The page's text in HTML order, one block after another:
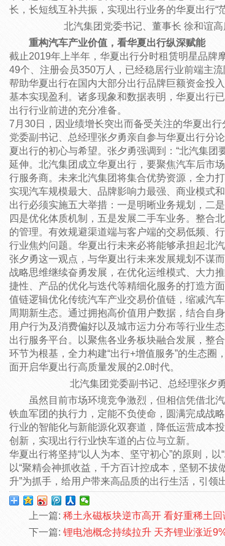
长，长短线互补共振，实现出行业务的华夏出行“范
北汽集团党委书记、董事长 徐和谊
重构汽车产业价值，看华夏出行纵深赋能
截止2019年上半年，华夏出行分时租赁明星品牌
49个、注册会员350万人，已经稳居行业前端主
帮助华夏出行在国内大部分出行品牌巨额资金投
基本实现盈利。诸多现象和数据表明，华夏出行
出行行业前进的充分准备。
7月30日，因业绩增长突出而备受关注的华夏出
党委副书记、总经理张夕勇亲自参与华夏出行分
夏出行的初心与希望。张夕勇强调到：“北汽集
延伸。北汽集团成立华夏出行，要聚焦汽车后市
行服务商。未来北汽集团将集合优势资源，全力
实现汽车规模最大、品牌影响力最强、商业模式
出行必须实施五大举措：一是明晰业务规划，二
四是优化体质机制，五是发展二手车业务。整合
的管理。有效规避渠道端与客户端的交易低频、
行业焦灼问题。华夏出行未来必将能够承担起北
张夕勇这一观点，与华夏出行未来发展规划不谋
战略思维继续奋勇发展，在优化运维模式、大力
捷性、产品的优化与迭代等精细化服务的打造方
值链逻辑优化传统汽车产业交易价值链，缩减汽
周期新生态。通过拥抱高价值用户数据，结合自
用户行为及消费偏好以及城市运力分布等行业生
出行服务平台。以聚焦各业务板块融合发展，整
环节为根基，全力构建“出行+增值服务”的生态圈
面开启华夏出行高质量发展的2.0时代。
北汽集团党委副书记、总经理张夕
虽然目前市场环境竞争激烈，但相信凭借北
铁血军团的执行力，定能不负使命，圆满完成战
行业的智能化与新能源化双赛道，降低运营成本
创新，实现出行行业快车道的占位与立新。
华夏出行将坚持“以人为本、坚守初心”的原则，以
以“聚精会神抓收益，千方百计控成本，坚韧不拔
升”为抓手，给用户带来高品质的出行生活，引领
上一篇: 稀土永磁板块逆市高开 看好重稀土
下一篇: 锂电池概念持续拉升 天齐锂业涨近